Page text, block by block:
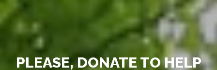
PLEASE, DONATE TO HELP